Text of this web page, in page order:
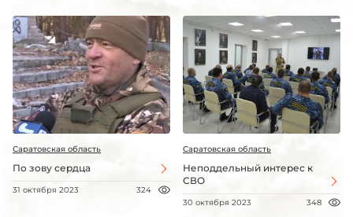
Саратовская область
По зову сердца
31 октября 2023 324
Саратовская область
Неподдельный интерес к
СВО
30 октября 2023 348